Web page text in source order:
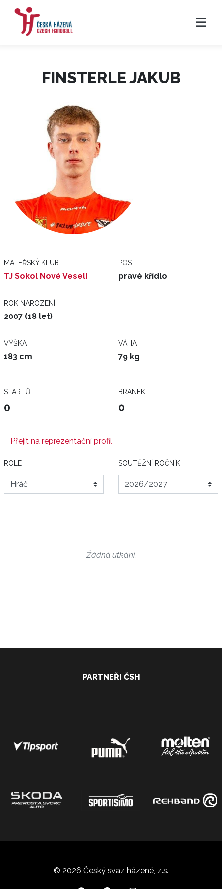
FINSTERLE JAKUB
MATEŘSKÝ KLUB
TJ Sokol Nové Veselí
POST
pravé křídlo
ROK NAROZENÍ
2007 (18 let)
VÝŠKA
183 cm
VÁHA
79 kg
STARTŮ
0
BRANEK
0
Přejít na reprezentační profil
ROLE SOUTĚŽNÍ ROČNÍK
Žádná utkání.
PARTNEŘI ČSH
© 2026 Český svaz házené, z.s.